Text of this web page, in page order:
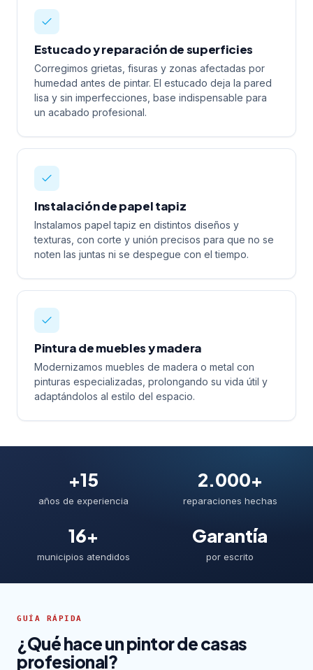
Estucado y reparación de superficies
Corregimos grietas, fisuras y zonas afectadas por
humedad antes de pintar. El estucado deja la pared
lisa y sin imperfecciones, base indispensable para
un acabado profesional.
Instalación de papel tapiz
Instalamos papel tapiz en distintos diseños y
texturas, con corte y unión precisos para que no se
noten las juntas ni se despegue con el tiempo.
Pintura de muebles y madera
Modernizamos muebles de madera o metal con
pinturas especializadas, prolongando su vida útil y
adaptándolos al estilo del espacio.
+15
años de experiencia
2.000+
reparaciones hechas
16+
municipios atendidos
Garantía
por escrito
GUÍA RÁPIDA
¿Qué hace un pintor de casas
profesional?